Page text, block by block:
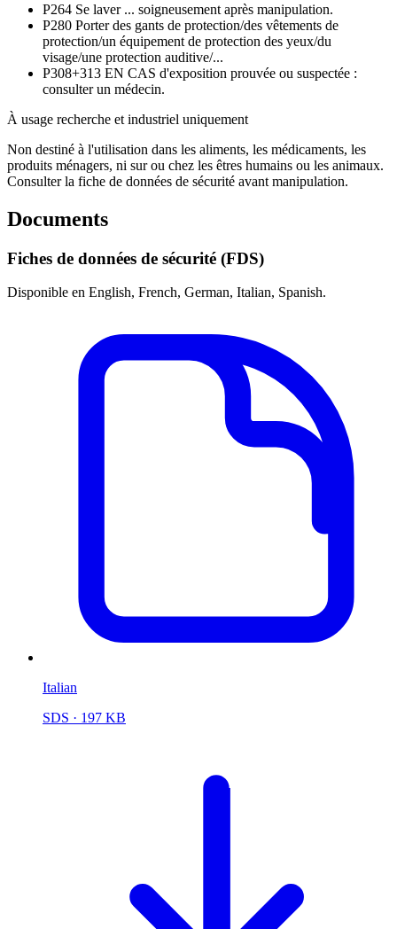
P264 Se laver ... soigneusement après manipulation.
P280 Porter des gants de protection/des vêtements de
protection/un équipement de protection des yeux/du
visage/une protection auditive/...
P308+313 EN CAS d'exposition prouvée ou suspectée :
consulter un médecin.
À usage recherche et industriel uniquement
Non destiné à l'utilisation dans les aliments, les médicaments, les
produits ménagers, ni sur ou chez les êtres humains ou les animaux.
Consulter la fiche de données de sécurité avant manipulation.
Documents
Fiches de données de sécurité (FDS)
Disponible en English, French, German, Italian, Spanish.
Italian
SDS · 197 KB